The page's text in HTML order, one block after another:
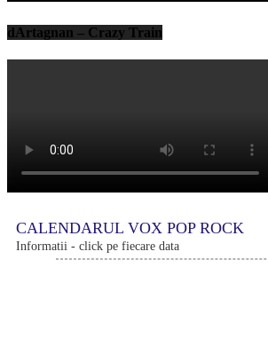
dArtagnan – Crazy Train
CALENDARUL VOX POP ROCK
Informatii - click pe fiecare data